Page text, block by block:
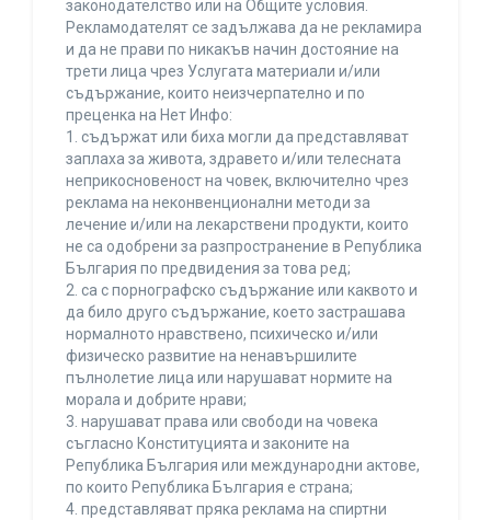
законодателство или на Общите условия.
Рекламодателят се задължава да не рекламира
и да не прави по никакъв начин достояние на
трети лица чрез Услугата материали и/или
съдържание, които неизчерпателно и по
преценка на Нет Инфо:
1. съдържат или биха могли да представляват
заплаха за живота, здравето и/или телесната
неприкосновеност на човек, включително чрез
реклама на неконвенционални методи за
лечение и/или на лекарствени продукти, които
не са одобрени за разпространение в Република
България по предвидения за това ред;
2. са с порнографско съдържание или каквото и
да било друго съдържание, което застрашава
нормалното нравствено, психическо и/или
физическо развитие на ненавършилите
пълнолетие лица или нарушават нормите на
морала и добрите нрави;
3. нарушават права или свободи на човека
съгласно Конституцията и законите на
Република България или международни актове,
по които Република България е страна;
4. представляват пряка реклама на спиртни